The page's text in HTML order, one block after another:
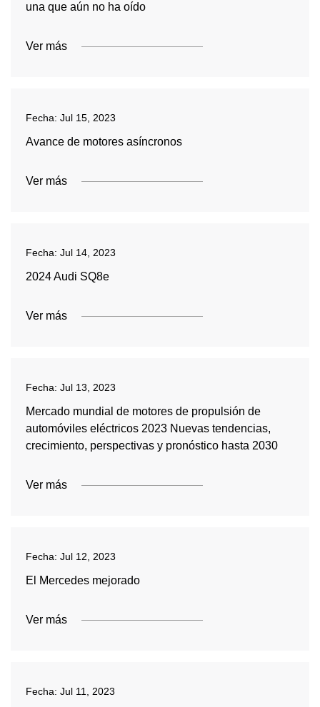
una que aún no ha oído
Ver más
Fecha: Jul 15, 2023
Avance de motores asíncronos
Ver más
Fecha: Jul 14, 2023
2024 Audi SQ8e
Ver más
Fecha: Jul 13, 2023
Mercado mundial de motores de propulsión de
automóviles eléctricos 2023 Nuevas tendencias,
crecimiento, perspectivas y pronóstico hasta 2030
Ver más
Fecha: Jul 12, 2023
El Mercedes mejorado
Ver más
Fecha: Jul 11, 2023